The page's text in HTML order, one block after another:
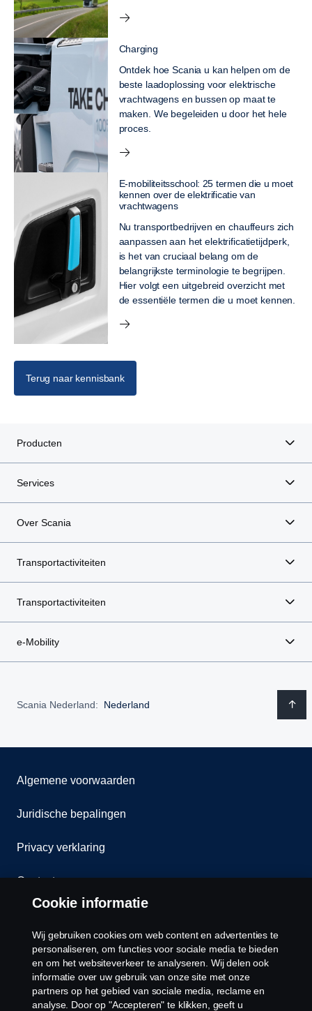
Charging
Ontdek hoe Scania u kan helpen om de
beste laadoplossing voor elektrische
vrachtwagens en bussen op maat te
maken. We begeleiden u door het hele
proces.
E-mobiliteitsschool: 25 termen die u moet
kennen over de elektrificatie van
vrachtwagens
Nu transportbedrijven en chauffeurs zich
aanpassen aan het elektrificatietijdperk,
is het van cruciaal belang om de
belangrijkste terminologie te begrijpen.
Hier volgt een uitgebreid overzicht met
de essentiële termen die u moet kennen.
Terug naar kennisbank
Producten
Services
Over Scania
Transportactiviteiten
Transportactiviteiten
e-Mobility
Scania Nederland: Nederland
Algemene voorwaarden
Juridische bepalingen
Privacy verklaring
Contact
Cookiebeleid
Cookies
Cookie informatie
Wij gebruiken cookies om web content en advertenties te
personaliseren, om functies voor sociale media te bieden
en om het websiteverkeer te analyseren. Wij delen ook
informatie over uw gebruik van onze site met onze
partners op het gebied van sociale media, reclame en
analyse. Door op "Accepteren" te klikken, geeft u